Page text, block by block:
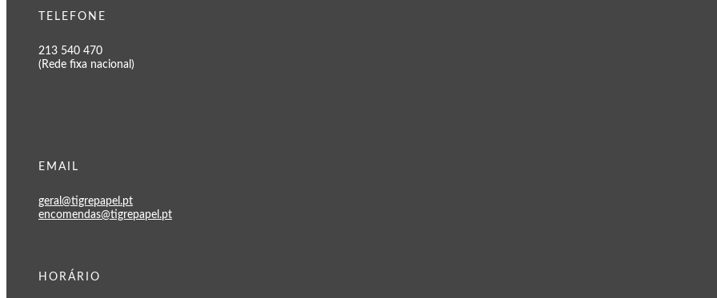
TELEFONE
213 540 470
(Rede fixa nacional)
EMAIL
geral@tigrepapel.pt
encomendas@tigrepapel.pt
HORÁRIO